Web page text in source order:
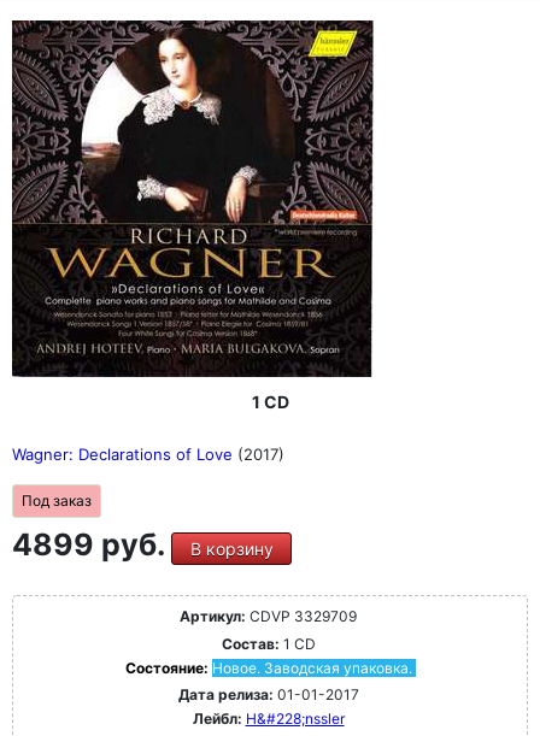
1 CD
Wagner: Declarations of Love (2017)
Под заказ
4899 руб. В корзину
Артикул: CDVP 3329709
Состав: 1 CD
Состояние: Новое. Заводская упаковка.
Дата релиза: 01-01-2017
Лейбл: H&#228;nssler